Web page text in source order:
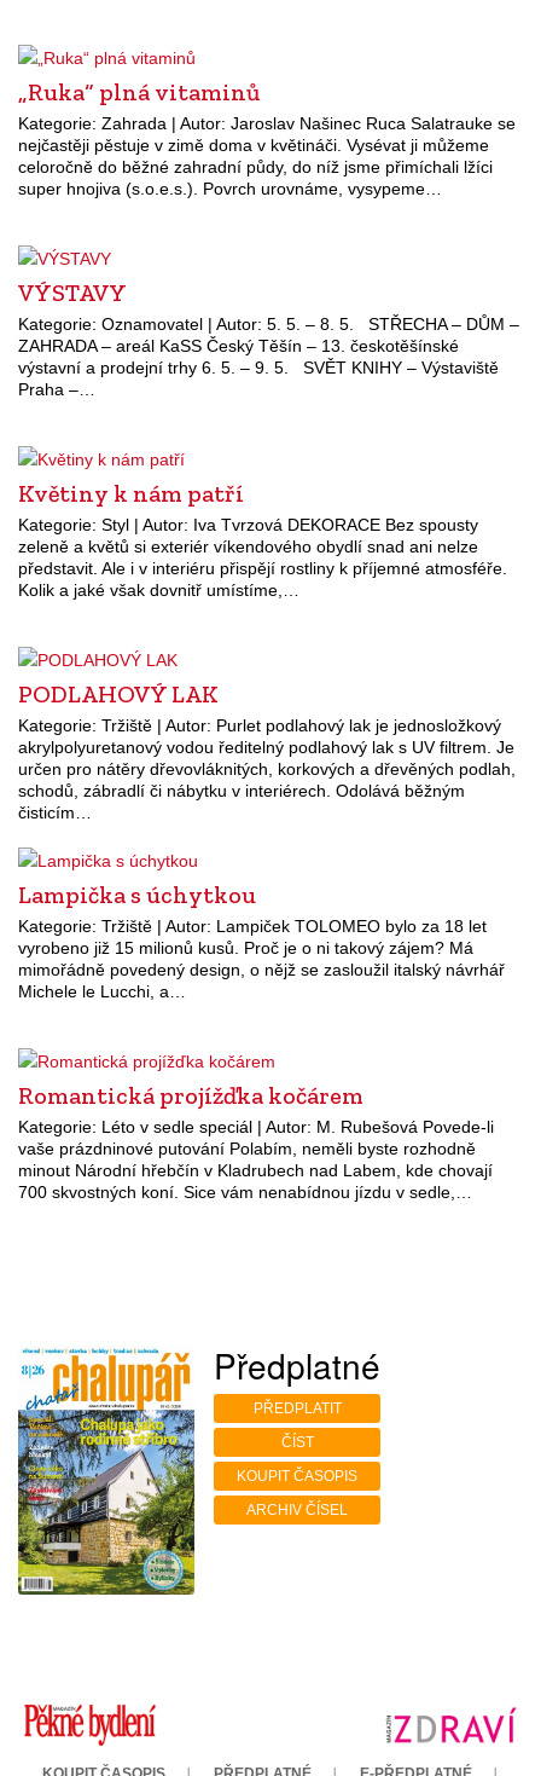
„Ruka“ plná vitaminů
Kategorie: Zahrada | Autor: Jaroslav Našinec Ruca Salatrauke se
nejčastěji pěstuje v zimě doma v květináči. Vysévat ji můžeme
celoročně do běžné zahradní půdy, do níž jsme přimíchali lžíci
super hnojiva (s.o.e.s.). Povrch urovnáme, vysypeme…
VÝSTAVY
Kategorie: Oznamovatel | Autor: 5. 5. – 8. 5. STŘECHA – DŮM –
ZAHRADA – areál KaSS Český Těšín – 13. českotěšínské
výstavní a prodejní trhy 6. 5. – 9. 5. SVĚT KNIHY – Výstaviště
Praha –…
Květiny k nám patří
Kategorie: Styl | Autor: Iva Tvrzová DEKORACE Bez spousty
zeleně a květů si exteriér víkendového obydlí snad ani nelze
představit. Ale i v interiéru přispějí rostliny k příjemné atmosféře.
Kolik a jaké však dovnitř umístíme,…
PODLAHOVÝ LAK
Kategorie: Tržiště | Autor: Purlet podlahový lak je jednosložkový
akrylpolyuretanový vodou ředitelný podlahový lak s UV filtrem. Je
určen pro nátěry dřevovláknitých, korkových a dřevěných podlah,
schodů, zábradlí či nábytku v interiérech. Odolává běžným
čisticím…
Lampička s úchytkou
Kategorie: Tržiště | Autor: Lampiček TOLOMEO bylo za 18 let
vyrobeno již 15 milionů kusů. Proč je o ni takový zájem? Má
mimořádně povedený design, o nějž se zasloužil italský návrhář
Michele le Lucchi, a…
Romantická projížďka kočárem
Kategorie: Léto v sedle speciál | Autor: M. Rubešová Povede-li
vaše prázdninové putování Polabím, neměli byste rozhodně
minout Národní hřebčín v Kladrubech nad Labem, kde chovají
700 skvostných koní. Sice vám nenabídnou jízdu v sedle,…
Předplatné
PŘEDPLATIT
ČÍST
KOUPIT ČASOPIS
ARCHIV ČÍSEL